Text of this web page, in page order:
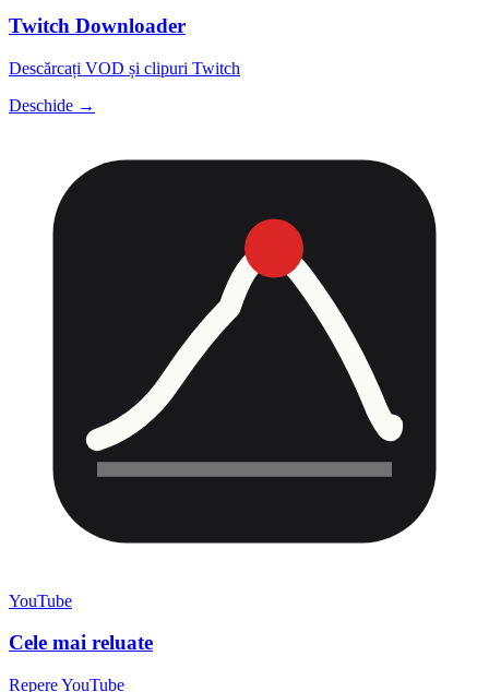
Twitch Downloader
Descărcați VOD și clipuri Twitch
Deschide →
YouTube
Cele mai reluate
Repere YouTube